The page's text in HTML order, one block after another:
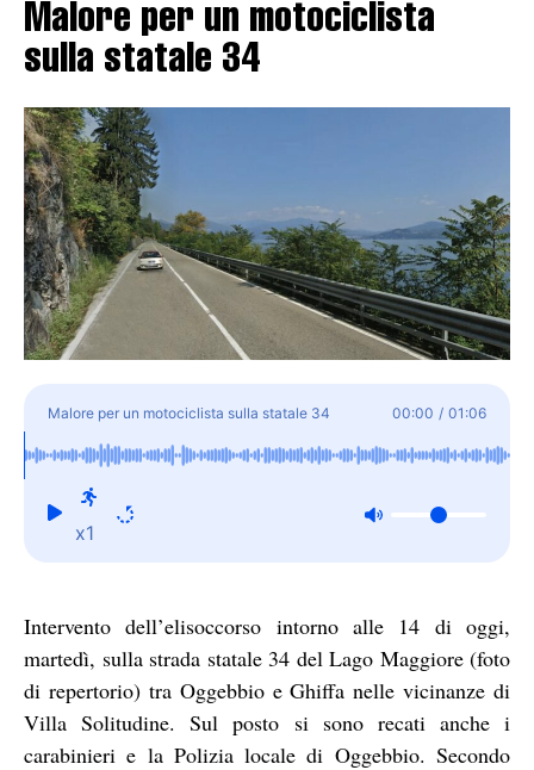
Malore per un motociclista
sulla statale 34
Malore per un motociclista sulla statale 34 00:00 / 01:06
x1
Intervento dell’elisoccorso intorno alle 14 di oggi,
martedì, sulla strada statale 34 del Lago Maggiore (foto
di repertorio) tra Oggebbio e Ghiffa nelle vicinanze di
Villa Solitudine. Sul posto si sono recati anche i
carabinieri e la Polizia locale di Oggebbio. Secondo